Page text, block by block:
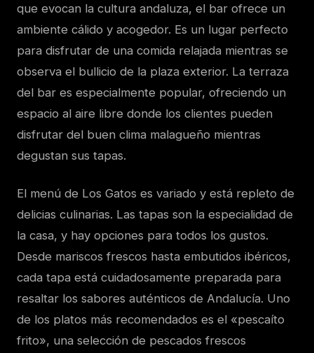
que evocan la cultura andaluza, el bar ofrece un
ambiente cálido y acogedor. Es un lugar perfecto
para disfrutar de una comida relajada mientras se
observa el bullicio de la plaza exterior. La terraza
del bar es especialmente popular, ofreciendo un
espacio al aire libre donde los clientes pueden
disfrutar del buen clima malagueño mientras
degustan sus tapas.
El menú de Los Gatos es variado y está repleto de
delicias culinarias. Las tapas son la especialidad de
la casa, y hay opciones para todos los gustos.
Desde mariscos frescos hasta embutidos ibéricos,
cada tapa está cuidadosamente preparada para
resaltar los sabores auténticos de Andalucía. Uno
de los platos más recomendados es el «pescaíto
frito», una selección de pescados frescos